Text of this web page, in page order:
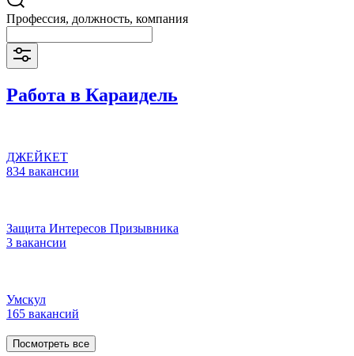
Профессия, должность, компания
Работа в Караидель
ДЖЕЙКЕТ
834 вакансии
Защита Интересов Призывника
3 вакансии
Умскул
165 вакансий
Посмотреть все